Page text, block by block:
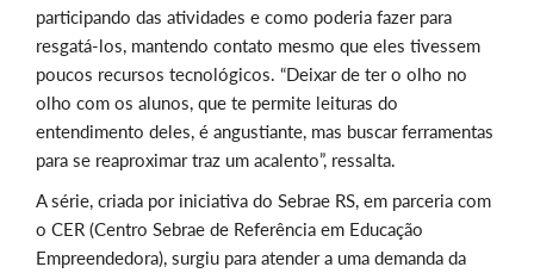
participando das atividades e como poderia fazer para
resgatá-los, mantendo contato mesmo que eles tivessem
poucos recursos tecnológicos. “Deixar de ter o olho no
olho com os alunos, que te permite leituras do
entendimento deles, é angustiante, mas buscar ferramentas
para se reaproximar traz um acalento”, ressalta.
A série, criada por iniciativa do Sebrae RS, em parceria com
o CER (Centro Sebrae de Referência em Educação
Empreendedora), surgiu para atender a uma demanda da